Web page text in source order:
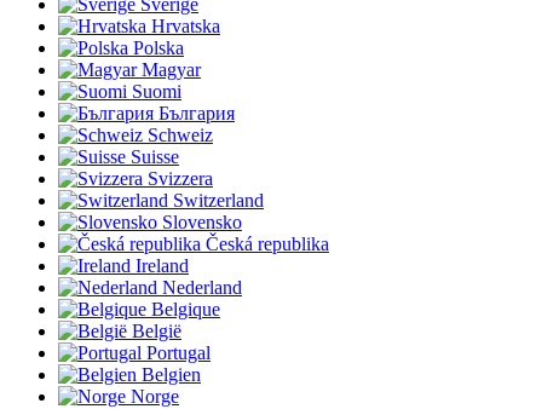
Sverige
Hrvatska
Polska
Magyar
Suomi
България
Schweiz
Suisse
Svizzera
Switzerland
Slovensko
Česká republika
Ireland
Nederland
Belgique
België
Portugal
Belgien
Norge